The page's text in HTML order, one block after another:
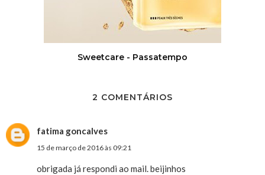
Sweetcare - Passatempo
2 COMENTÁRIOS
fatima goncalves
15 de março de 2016 às 09:21
obrigada já respondi ao mail. beijinhos